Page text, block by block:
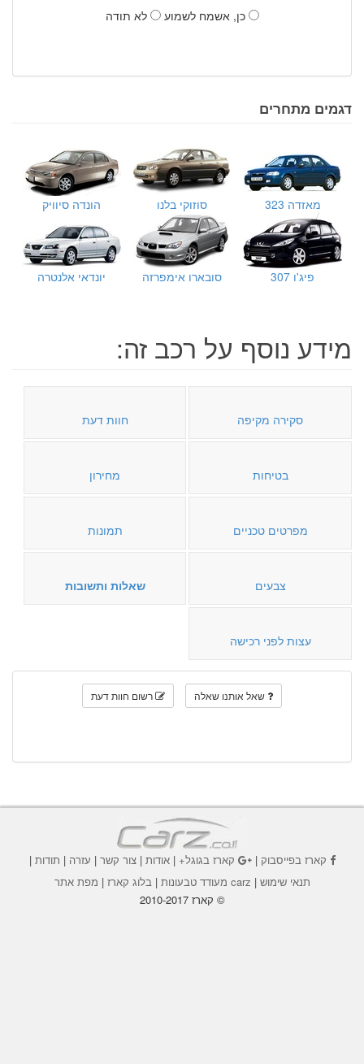
כן, אשמח לשמוע
לא תודה
דגמים מתחרים
מאזדה 323 סוזוקי בלנו הונדה סיוויק
פיג'ו 307 סובארו אימפרזה יונדאי אלנטרה
מידע נוסף על רכב זה:
סקירה מקיפה חוות דעת
בטיחות מחירון
מפרטים טכניים תמונות
צבעים שאלות ותשובות
עצות לפני רכישה
שאל אותנו שאלה רשום חוות דעת
קארז בפייסבוק| קארז בגוגל+|אודות |צור קשר | עזרה | תודות |
תנאי שימוש | carz מעודד טבעונות |בלוג קארז | מפת אתר
© קארז 2010-2017